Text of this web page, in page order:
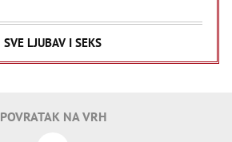
SVE LJUBAV I SEKS
POVRATAK NA VRH